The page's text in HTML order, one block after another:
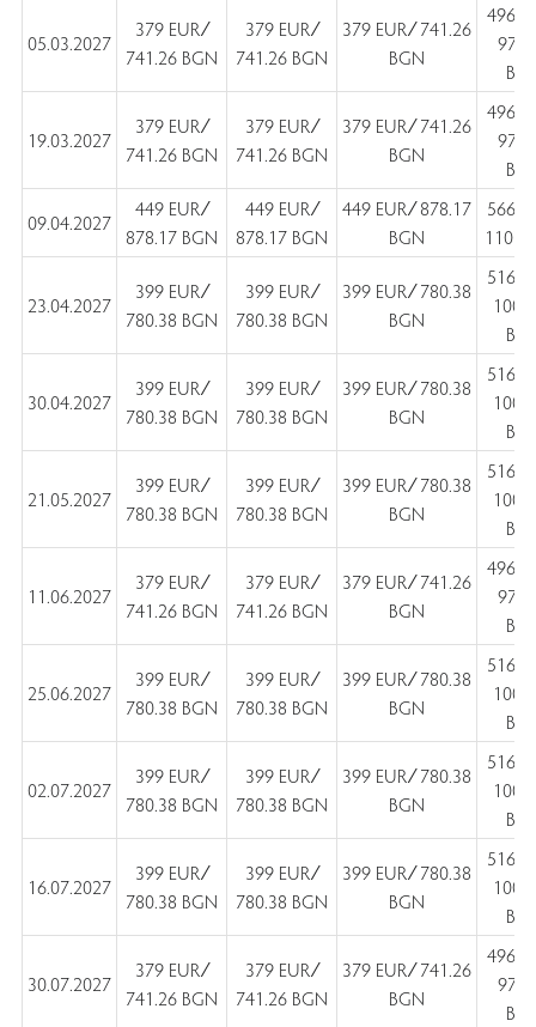
05.03.2027
379 EUR ∕
741.26 BGN
379 EUR ∕
741.26 BGN
379 EUR ∕ 741.26
BGN
496
19.03.2027
379 EUR ∕
741.26 BGN
379 EUR ∕
741.26 BGN
379 EUR ∕ 741.26
BGN
496
09.04.2027
449 EUR ∕
878.17 BGN
449 EUR ∕
878.17 BGN
449 EUR ∕ 878.17
BGN
566
1107
23.04.2027
399 EUR ∕
780.38 BGN
399 EUR ∕
780.38 BGN
399 EUR ∕ 780.38
BGN
516
30.04.2027
399 EUR ∕
780.38 BGN
399 EUR ∕
780.38 BGN
399 EUR ∕ 780.38
BGN
516
21.05.2027
399 EUR ∕
780.38 BGN
399 EUR ∕
780.38 BGN
399 EUR ∕ 780.38
BGN
516
11.06.2027
379 EUR ∕
741.26 BGN
379 EUR ∕
741.26 BGN
379 EUR ∕ 741.26
BGN
496
25.06.2027
399 EUR ∕
780.38 BGN
399 EUR ∕
780.38 BGN
399 EUR ∕ 780.38
BGN
516
02.07.2027
399 EUR ∕
780.38 BGN
399 EUR ∕
780.38 BGN
399 EUR ∕ 780.38
BGN
516
16.07.2027
399 EUR ∕
780.38 BGN
399 EUR ∕
780.38 BGN
399 EUR ∕ 780.38
BGN
516
30.07.2027
379 EUR ∕
741.26 BGN
379 EUR ∕
741.26 BGN
379 EUR ∕ 741.26
BGN
496